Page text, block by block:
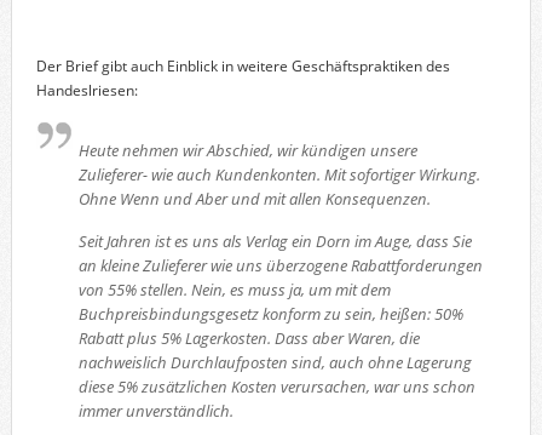
Der Brief gibt auch Einblick in weitere Geschäftspraktiken des
Handeslriesen:
Heute nehmen wir Abschied, wir kündigen unsere
Zulieferer- wie auch Kundenkonten. Mit sofortiger Wirkung.
Ohne Wenn und Aber und mit allen Konsequenzen.
Seit Jahren ist es uns als Verlag ein Dorn im Auge, dass Sie
an kleine Zulieferer wie uns überzogene Rabattforderungen
von 55% stellen. Nein, es muss ja, um mit dem
Buchpreisbindungsgesetz konform zu sein, heißen: 50%
Rabatt plus 5% Lagerkosten. Dass aber Waren, die
nachweislich Durchlaufposten sind, auch ohne Lagerung
diese 5% zusätzlichen Kosten verursachen, war uns schon
immer unverständlich.